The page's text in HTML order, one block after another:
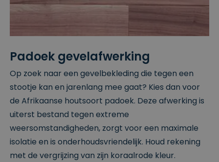
Padoek gevelafwerking
Op zoek naar een gevelbekleding die tegen een
stootje kan en jarenlang mee gaat? Kies dan voor
de Afrikaanse houtsoort padoek. Deze afwerking is
uiterst bestand tegen extreme
weersomstandigheden, zorgt voor een maximale
isolatie en is onderhoudsvriendelijk. Houd rekening
met de vergrijzing van zijn koraalrode kleur.